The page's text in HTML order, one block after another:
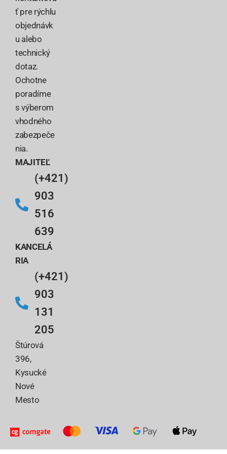
ť pre rýchlu
objednávk
u alebo
technický
dotaz.
Ochotne
poradíme
s výberom
vhodného
zabezpeče
nia.
MAJITEĽ
(+421)
903
516
639
KANCELÁ
RIA
(+421)
903
131
205
Štúrová
396,
Kysucké
Nové
Mesto